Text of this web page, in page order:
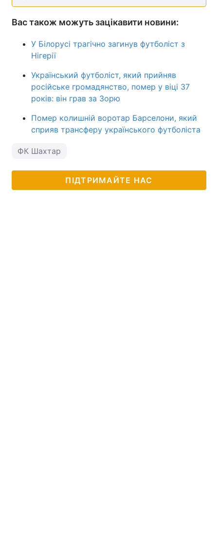
Вас також можуть зацікавити новини:
У Білорусі трагічно загинув футболіст з
Нігерії
Український футболіст, який прийняв
російське громадянство, помер у віці 37
років: він грав за Зорю
Помер колишній воротар Барселони, який
сприяв трансферу українського футболіста
ФК Шахтар
ПІДТРИМАЙТЕ НАС